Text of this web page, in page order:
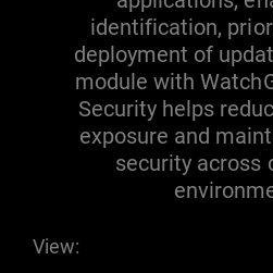
identification,
deployment of
module with
Security helps
exposure and
security across
View: